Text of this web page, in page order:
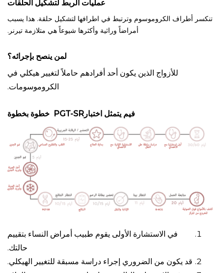
عمليات الربط لتشكيل الحلقات
تنكسر أطراف الكروموسوم وترتبط في اطرافها لتشكيل حلقة. هذا يسبب
أمراضاً وراثية وأكثرها شيوعاً هي متلازمة تيرنر.
لمن ينصح بإجرائه؟
للأزواج الذين يكون أحد أفرادهم حاملاً لتغيير هيكلي في
الكروموسومات.
فيم يتمثل اختبارPGT-SR خطوة بخطوة
في الاستشارة الأولى يقوم طبيب أمراض النساء بتقييم
حالتك.
قد يكون من الضروري إجراء دراسة مسبقة للتغيير الهيكلي.